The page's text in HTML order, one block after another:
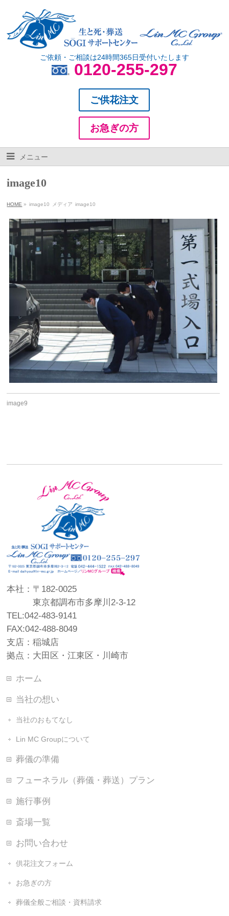
ご依頼・ご相談は24時間365日受付いたします
0120-255-297
ご供花注文
お急ぎの方
メニュー
image10
HOME » image10 メディア image10
image9
本社：〒182-0025
東京都調布市多摩川2-3-12
TEL:042-483-9141
FAX:042-488-8049
支店：稲城店
拠点：大田区・江東区・川崎市
ホーム
当社の想い
当社のおもてなし
Lin MC Groupについて
葬儀の準備
フューネラル（葬儀・葬送）プラン
施行事例
斎場一覧
お問い合わせ
供花注文フォーム
お急ぎの方
葬儀全般ご相談・資料請求